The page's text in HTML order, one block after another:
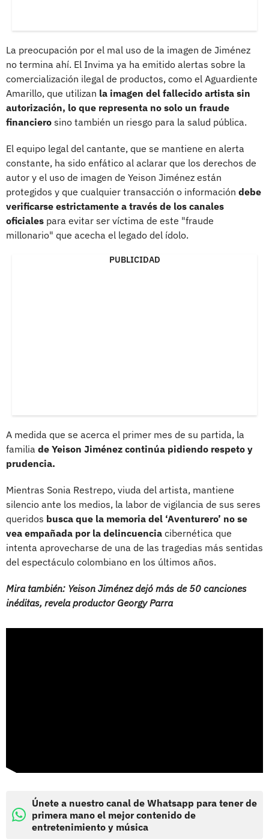
La preocupación por el mal uso de la imagen de Jiménez
no termina ahí. El Invima ya ha emitido alertas sobre la
comercialización ilegal de productos, como el Aguardiente
Amarillo, que utilizan la imagen del fallecido artista sin
autorización, lo que representa no solo un fraude
financiero sino también un riesgo para la salud pública.
El equipo legal del cantante, que se mantiene en alerta
constante, ha sido enfático al aclarar que los derechos de
autor y el uso de imagen de Yeison Jiménez están
protegidos y que cualquier transacción o información debe
verificarse estrictamente a través de los canales
oficiales para evitar ser víctima de este "fraude
millonario" que acecha el legado del ídolo.
PUBLICIDAD
A medida que se acerca el primer mes de su partida, la
familia de Yeison Jiménez continúa pidiendo respeto y
prudencia.
Mientras Sonia Restrepo, viuda del artista, mantiene
silencio ante los medios, la labor de vigilancia de sus seres
queridos busca que la memoria del ‘Aventurero’ no se
vea empañada por la delincuencia cibernética que
intenta aprovecharse de una de las tragedias más sentidas
del espectáculo colombiano en los últimos años.
Mira también: Yeison Jiménez dejó más de 50 canciones
inéditas, revela productor Georgy Parra
Únete a nuestro canal de Whatsapp para tener de
primera mano el mejor contenido de
entretenimiento y música